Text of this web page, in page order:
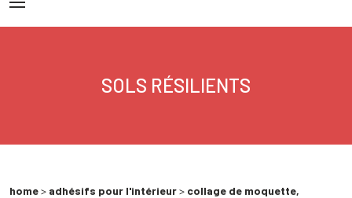
SOLS RÉSILIENTS
home> adhésifs pour l'intérieur> collage de moquette,